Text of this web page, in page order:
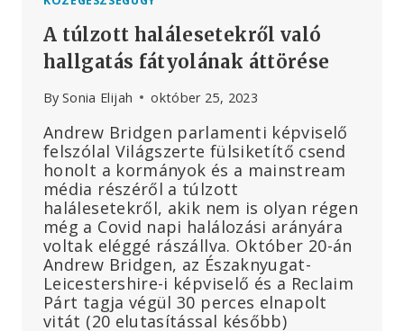
A túlzott halálesetekről való
hallgatás fátyolának áttörése
By Sonia Elijah október 25, 2023
Andrew Bridgen parlamenti képviselő
felszólal Világszerte fülsiketítő csend
honolt a kormányok és a mainstream
média részéről a túlzott
halálesetekről, akik nem is olyan régen
még a Covid napi halálozási arányára
voltak eléggé rászállva. Október 20-án
Andrew Bridgen, az Északnyugat-
Leicestershire-i képviselő és a Reclaim
Párt tagja végül 30 perces elnapolt
vitát (20 elutasítással később)